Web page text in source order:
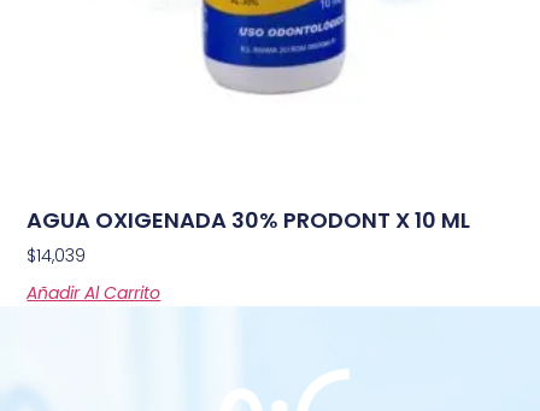
AGUA OXIGENADA 30% PRODONT X 10 ML
$14,039
Añadir Al Carrito